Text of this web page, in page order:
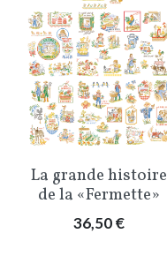
La grande histoire
de la «Fermette»
Prix
36,50 €